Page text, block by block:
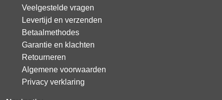
Veelgestelde vragen
Levertijd en verzenden
Betaalmethodes
Garantie en klachten
Retourneren
Algemene voorwaarden
Privacy verklaring